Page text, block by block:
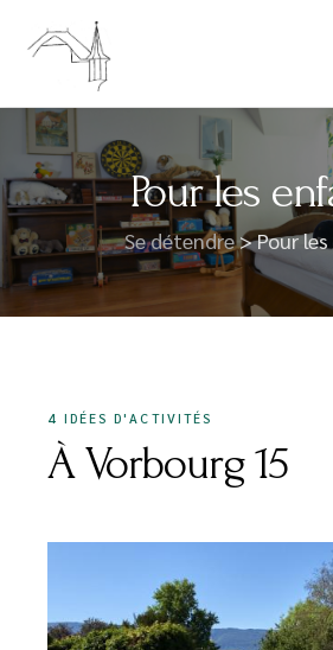
Pour les
Se détendre> Pour
4 IDÉES D'ACTIVITÉS
À Vorbourg 15